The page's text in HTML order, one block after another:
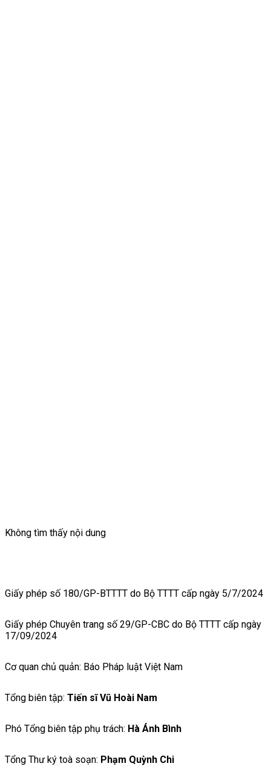
Không tìm thấy nội dung
Giấy phép số 180/GP-BTTTT do Bộ TTTT cấp ngày 5/7/2024
Giấy phép Chuyên trang số 29/GP-CBC do Bộ TTTT cấp ngày
17/09/2024
Cơ quan chủ quản: Báo Pháp luật Việt Nam
Tổng biên tập: Tiến sĩ Vũ Hoài Nam
Phó Tổng biên tập phụ trách: Hà Ánh Bình
Tổng Thư ký toà soạn: Phạm Quỳnh Chi